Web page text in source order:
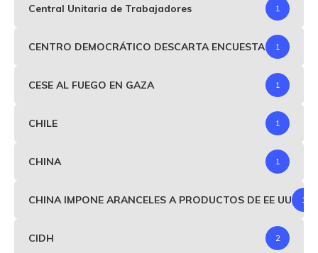
Central Unitaria de Trabajadores 1
CENTRO DEMOCRÁTICO DESCARTA ENCUESTA 1
CESE AL FUEGO EN GAZA 1
CHILE 1
CHINA 1
CHINA IMPONE ARANCELES A PRODUCTOS DE EE UU 1
CIDH 2